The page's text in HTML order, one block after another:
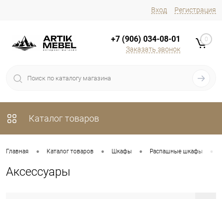
Вход Регистрация
+7 (906) 034-08-01
Заказать звонок
0
Каталог товаров
Главная • Каталог товаров • Шкафы • Распашные шкафы •
Аксессуары